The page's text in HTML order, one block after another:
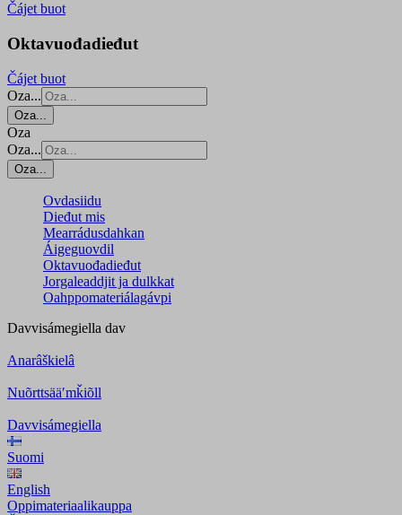
Čájet buot
Oktavuođadieđut
Čájet buot
Oza...
Oza...
Oza
Oza...
Oza...
Ovdasiidu
Dieđut mis
Mearrádusdahkan
Áigeguovdil
Oktavuođadieđut
Jorgaleaddjit ja dulkkat
Oahppomateriálagávpi
Davvisámegiella dav
Anarâškielâ
Nuõrttsääʹmǩiõll
Davvisámegiella
Suomi
English
Oppimateriaalikauppa